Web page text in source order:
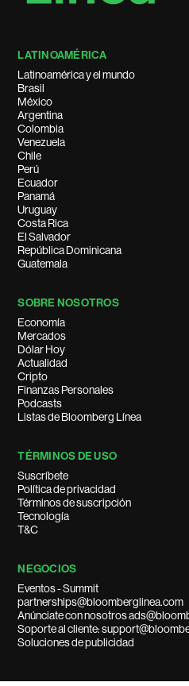
LATINOAMÉRICA
Latinoamérica y el mundo
Brasil
México
Argentina
Colombia
Venezuela
Chile
Perú
Ecuador
Panamá
Uruguay
Costa Rica
El Salvador
República Dominicana
Guatemala
SOBRE NOSOTROS
Economía
Mercados
Dólar Hoy
Actualidad
Cripto
Finanzas Personales
Podcasts
Listas de Bloomberg Línea
TÉRMINOS DE USO
Suscríbete
Política de privacidad
Términos de suscripción
Tecnología
T&C
NEGOCIOS
Eventos - Summit
partnerships@bloomberglinea.com
Anúnciate con nosotros
Soporte al cliente:
Soluciones de publicidad